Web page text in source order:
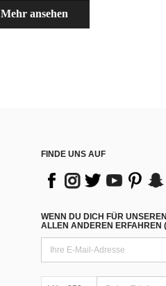
Mehr ansehen
FINDE UNS AUF
WENN DU DICH FÜR
ALLEN ANDEREN ERFAHREN